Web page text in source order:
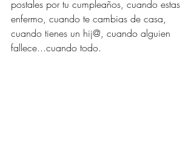
postales por tu cumpleaños, cuando estas
enfermo, cuando te cambias de casa,
cuando tienes un hij@, cuando alguien
fallece...cuando todo.